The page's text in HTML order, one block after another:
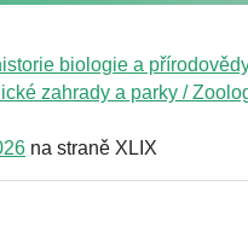
biologie a
zahrady a parky /
na straně XLIX